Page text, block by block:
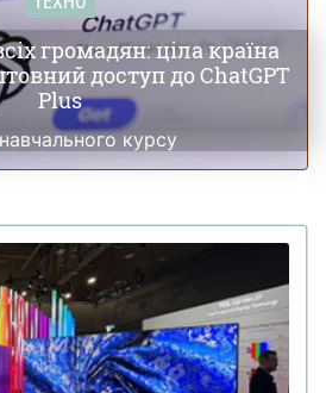
громадян: ціла країна
доступ до ChatGPT
Plus
курсу